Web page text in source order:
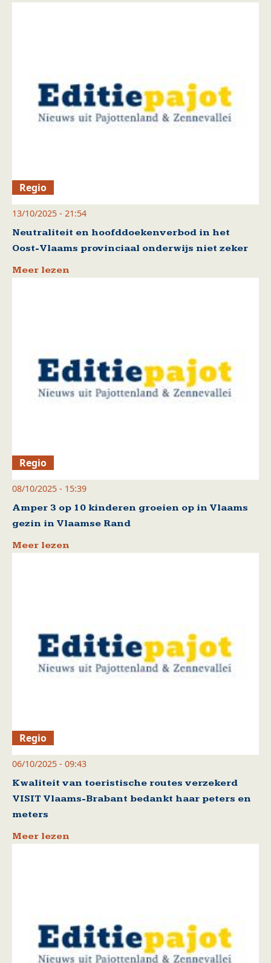
Regio
13/10/2025 - 21:54
Neutraliteit en hoofddoekenverbod in het
Oost-Vlaams provinciaal onderwijs niet zeker
Meer lezen
Regio
08/10/2025 - 15:39
Amper 3 op 10 kinderen groeien op in Vlaams
gezin in Vlaamse Rand
Meer lezen
Regio
06/10/2025 - 09:43
Kwaliteit van toeristische routes verzekerd
VISIT Vlaams-Brabant bedankt haar peters en
meters
Meer lezen